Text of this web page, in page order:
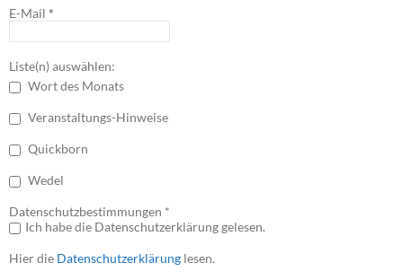
E-Mail *
Liste(n) auswählen:
Wort des Monats
Veranstaltungs-Hinweise
Quickborn
Wedel
Datenschutzbestimmungen *
Ich habe die Datenschutzerklärung gelesen.
Hier die Datenschutzerklärung lesen.